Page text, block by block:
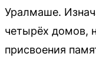
Уралмаше.
четырёх домов,
присвоения